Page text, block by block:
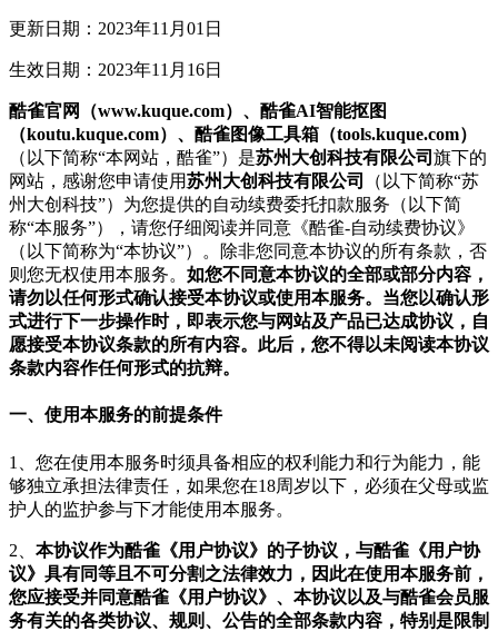
更新日期：2023年11月01日
生效日期：2023年11月16日
酷雀官网（www.kuque.com）、酷雀AI智能抠图
（koutu.kuque.com）、酷雀图像工具箱（tools.kuque.com）
（以下简称“本网站，酷雀”）是苏州大创科技有限公司 旗下的
网站，感谢您申请使用苏州大创科技有限公司
（以下简称“苏
州大创科技”）为您提供的自动续费委托扣款服务（以下简
称“本服务”），请您仔细阅读并同意《酷雀-自动续费协议》
（以下简称为“本协议”）。除非您同意本协议的所有条款，否
则您无权使用本服务。 如您不同意本协议的全部或部分内容，
请勿以任何形式确认接受本协议或使用本服务。 当您以确认形
式进行下一步操作时，即表示您与网站及产品已达成协议，自
愿接受本协议条款的所有内容。此后，您不得以未阅读本协议
条款内容作任何形式的抗辩。
一、使用本服务的前提条件
1、您在使用本服务时须具备相应的权利能力和行为能力，能
够独立承担法律责任，如果您在18周岁以下，必须在父母或监
护人的监护参与下才能使用本服务。
2、 本协议作为酷雀《用户协议》的子协议，与酷雀《用户协
议》具有同等且不可分割之法律效力，因此在使用本服务前，
您应接受并同意酷雀《用户协议》、本协议以及与酷雀会员服
务有关的各类协议、规则、公告的全部条款内容，特别是限制